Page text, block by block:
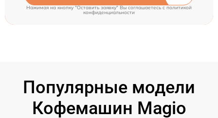
Нажимая на кнопку "Оставить заявку" Вы соглашаетесь cполитикой
конфиденциальности
Популярные модели
Кофемашин Magio